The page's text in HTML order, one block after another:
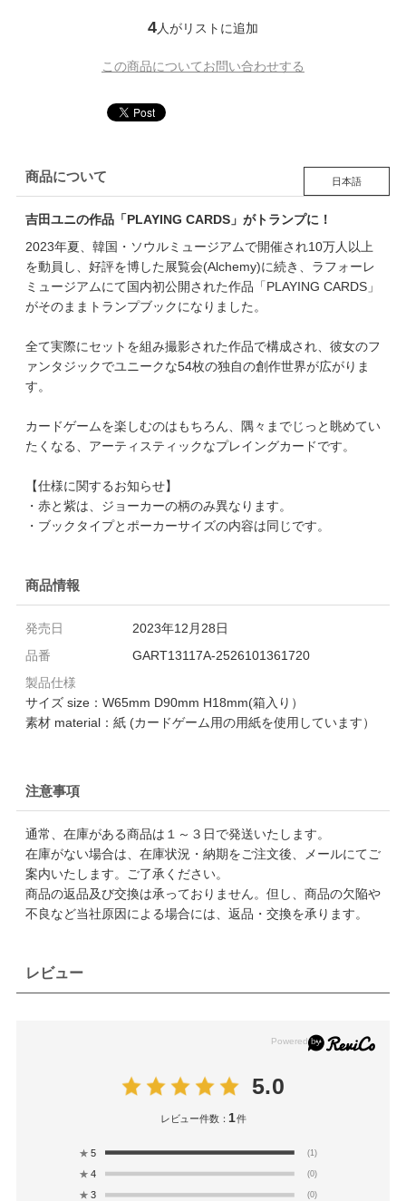
4人がリストに追加
この商品についてお問い合わせする
商品について 日本語
吉田ユニの作品「PLAYING CARDS」がトランプに！
2023年夏、韓国・ソウルミュージアムで開催され10万人以上
を動員し、好評を博した展覧会(Alchemy)に続き、ラフォーレ
ミュージアムにて国内初公開された作品「PLAYING CARDS」
がそのままトランプブックになりました。
全て実際にセットを組み撮影された作品で構成され、彼女のフ
ァンタジックでユニークな54枚の独自の創作世界が広がりま
す。
カードゲームを楽しむのはもちろん、隅々までじっと眺めてい
たくなる、アーティスティックなプレイングカードです。
【仕様に関するお知らせ】
・赤と紫は、ジョーカーの柄のみ異なります。
・ブックタイプとポーカーサイズの内容は同じです。
商品情報
発売日
2023年12月28日
品番
GART13117A-2526101361720
製品仕様
サイズ size：W65mm D90mm H18mm(箱入り）
素材 material：紙 (カードゲーム用の用紙を使用しています）
注意事項
通常、在庫がある商品は１～３日で発送いたします。
在庫がない場合は、在庫状況・納期をご注文後、メールにてご
案内いたします。ご了承ください。
商品の返品及び交換は承っておりません。但し、商品の欠陥や
不良など当社原因による場合には、返品・交換を承ります。
レビュー
5.0
レビュー件数： 1件
★ 5 (1)
★ 4 (0)
★ 3 (0)